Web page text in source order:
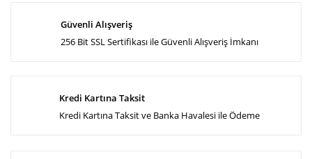
Güvenli Alışveriş
256 Bit SSL Sertifikası ile Güvenli Alışveriş İmkanı
Kredi Kartına Taksit
Kredi Kartına Taksit ve Banka Havalesi ile Ödeme